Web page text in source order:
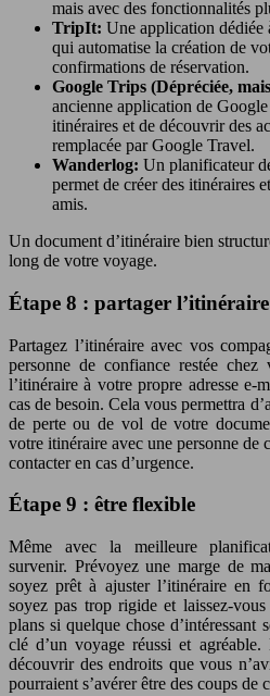
mais avec des fonctionnalités
TripIt: Une application dédiée
qui automatise la création de
confirmations de réservation.
Google Trips (Dépréciée,
ancienne application de
itinéraires et de découvrir des
remplacée par Google Travel.
Wanderlog: Un planificateur
permet de créer des itinéraires
amis.
Un document d’itinéraire bien
long de votre voyage.
Étape 8 : partager l’itinéraire
Partagez l’itinéraire avec vos
personne de confiance restée
l’itinéraire à votre propre adresse e-
cas de besoin. Cela vous permettra
de perte ou de vol de votre
votre itinéraire avec une personne de
contacter en cas d’urgence.
Étape 9 : être flexible
Même avec la meilleure
survenir. Prévoyez une marge de
soyez prêt à ajuster l’itinéraire en
soyez pas trop rigide et laissez-
plans si quelque chose d’intéressant
clé d’un voyage réussi et
découvrir des endroits que vous
pourraient s’avérer être des coups de